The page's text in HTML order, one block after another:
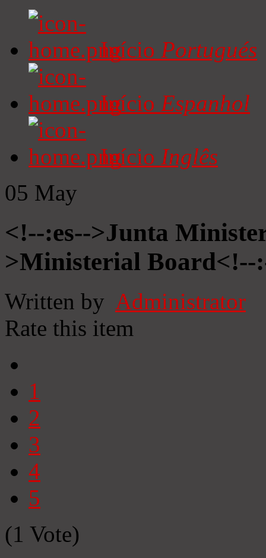
Início Portugués
Início Espanhol
Início Inglês
05 May
<!--:es-->Junta
>Ministerial Board<!--
Written by Administrator
Rate this item
1
2
3
4
5
(1 Vote)